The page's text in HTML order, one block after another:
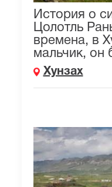
История о
Цолотль
времена, в
мальчик, он
Хунзах